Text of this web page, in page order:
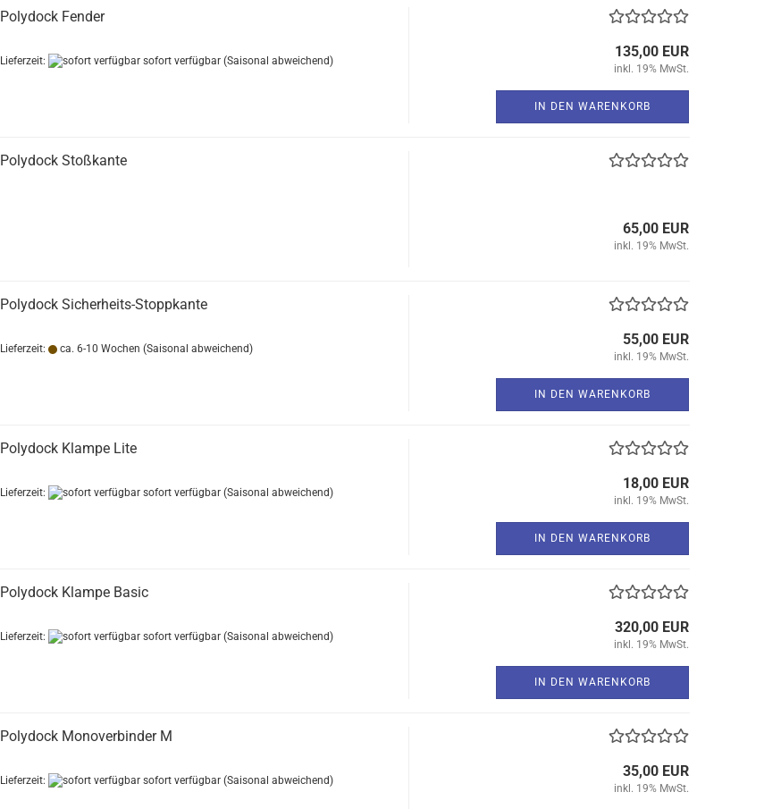
Polydock Fender
Lieferzeit: sofort verfügbar (Saisonal abweichend)
135,00 EUR
inkl. 19% MwSt.
IN DEN WARENKORB
Polydock Stoßkante
65,00 EUR
inkl. 19% MwSt.
Polydock Sicherheits-Stoppkante
Lieferzeit: ca. 6-10 Wochen (Saisonal abweichend)
55,00 EUR
inkl. 19% MwSt.
IN DEN WARENKORB
Polydock Klampe Lite
Lieferzeit: sofort verfügbar (Saisonal abweichend)
18,00 EUR
inkl. 19% MwSt.
IN DEN WARENKORB
Polydock Klampe Basic
Lieferzeit: sofort verfügbar (Saisonal abweichend)
320,00 EUR
inkl. 19% MwSt.
IN DEN WARENKORB
Polydock Monoverbinder M
Lieferzeit: sofort verfügbar (Saisonal abweichend)
35,00 EUR
inkl. 19% MwSt.